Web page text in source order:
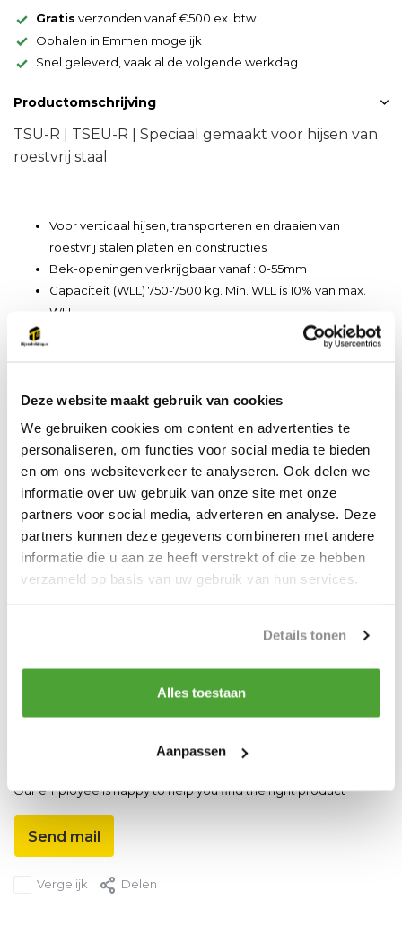
Deze website maakt gebruik van cookies
We gebruiken cookies om content en advertenties te
personaliseren, om functies voor social media te bieden
en om ons websiteverkeer te analyseren. Ook delen we
informatie over uw gebruik van onze site met onze
partners voor social media, adverteren en analyse. Deze
partners kunnen deze gegevens combineren met andere
informatie die u aan ze heeft verstrekt of die ze hebben
verzameld op basis van uw gebruik van hun services.
Details tonen
Alles toestaan
Aanpassen
Gratis verzonden vanaf €500 ex. btw
Ophalen in Emmen mogelijk
Snel geleverd, vaak al de volgende werkdag
Productomschrijving
TSU-R | TSEU-R | Speciaal gemaakt voor hijsen van
roestvrij staal
Voor verticaal hijsen, transporteren en draaien van
roestvrij stalen platen en constructies
Bek-openingen verkrijgbaar vanaf : 0-55mm
Capaciteit (WLL) 750-7500 kg. Min. WLL is 10% van max.
WLL
TSU-R/TSEU-R worden geleverd met scharnierend hijsoog
Taats en segment zijn gemaakt van roestvrij staal
Our employee is happy to help you find the right product
Send mail
Vergelijk Delen